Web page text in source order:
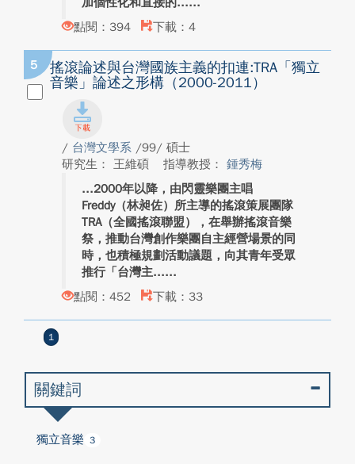
點閱：394
下載：4
5
搖滾論述與台灣國族主義的扣連:TRA「獨立
音樂」論述之形構（2000-2011）
/ 台灣文學系 /99/ 碩士
研究生： 王維碩
指導教授： 鍾秀梅
2000年以降，由閃靈樂團主唱
Freddy（林昶佐）所主導的搖滾策展團隊
TRA（全國搖滾聯盟），在舉辦搖滾音樂
祭，推動台灣創作樂團自主經營場景的同
時，也積極規劃活動議題，向其青年受眾
推行「台灣主...
點閱：452
下載：33
1
關鍵詞
獨立音樂 3